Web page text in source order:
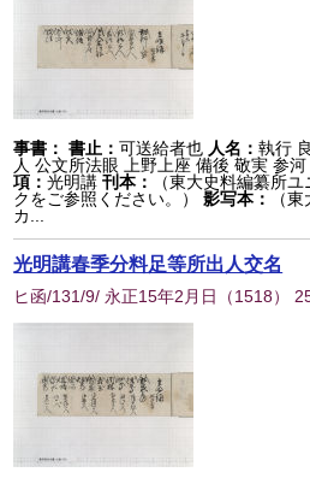
事書： 書止：可送給者也 人名：執行
人 公文所法眼 上野上座 備後 敬実 参
項：光明講刊本：
（東大史料編纂所
クをご参照ください。）
影写本：
（
カ...
光明講春季分料足等所出人交名
ヒ函/131/9/ 永正15年2月日 （1518）